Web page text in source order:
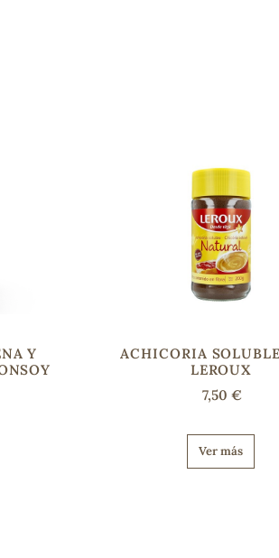
y lo encontraremos
Y
ACHICORIA
LEROUX
7,50 €
Ver más